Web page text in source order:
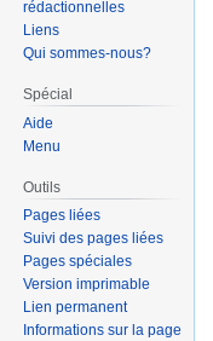
rédactionnelles
Liens
Qui sommes-nous?
Spécial
Aide
Menu
Outils
Pages liées
Suivi des pages liées
Pages spéciales
Version imprimable
Lien permanent
Informations sur la page